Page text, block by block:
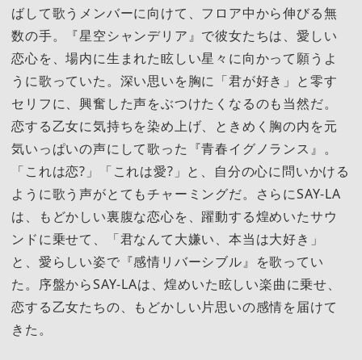
ばして歌うメンバーに向けて、フロア中から伸びる無
数の手。『星空シャンデリア』で彼女たちは、愛しい
恋心を、場内に生まれた眩しい星々に向かって願うよ
うに歌っていた。深い思いを胸に「君が好き」と零す
セリフに、興奮した声をぶつけたくなるのも当然だ。
恋する乙女に気持ちを染め上げ、ときめく胸の内を元
気いっぱいの声にして歌った『青春イグノランス』。
「これは恋?」「これは愛?」と、自分の心に問いかける
ように歌う声がとてもチャーミングだ。さらにSAY-LA
は、もどかしい裏腹な恋心を、躍動する煌めいたサウ
ンドに乗せて、「君なんて大嫌い、本当は大好き」
と、愛らしい姿で『感情リバーシブル』を歌ってい
た。序盤からSAY-LAは、煌めいた眩しい楽曲に乗せ、
恋する乙女たちの、もどかしい片思いの感情を届けて
きた。